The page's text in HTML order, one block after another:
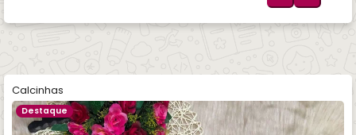
Calcinhas
Destaque